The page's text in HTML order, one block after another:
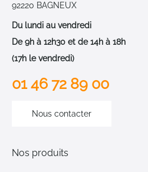
92220 BAGNEUX
Du lundi au vendredi
De 9h à 12h30 et de 14h à 18h
(17h le vendredi)
01 46 72 89 00
Nous contacter
Nos produits